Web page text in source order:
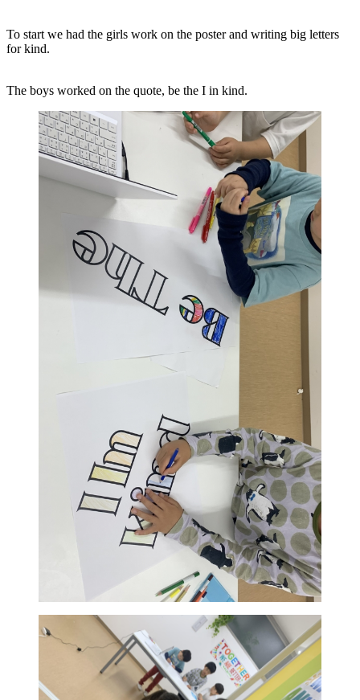
To start we had the girls work on the poster and writing big letters
for kind.
The boys worked on the quote, be the I in kind.